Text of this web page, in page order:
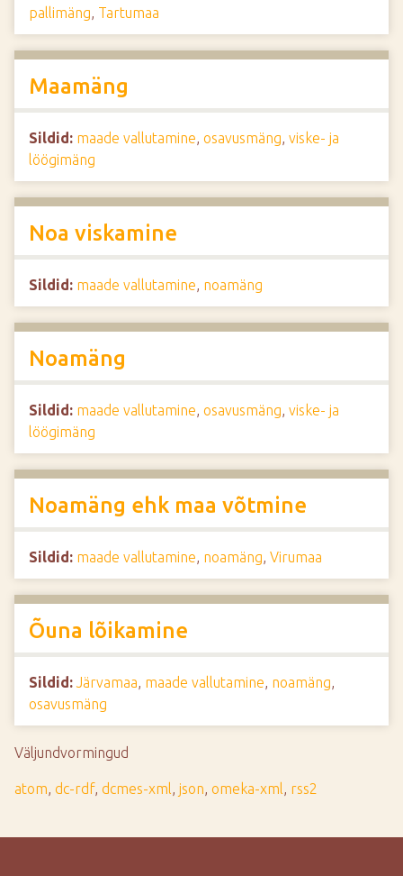
pallimäng, Tartumaa
Maamäng
Sildid: maade vallutamine, osavusmäng, viske- ja
löögimäng
Noa viskamine
Sildid: maade vallutamine, noamäng
Noamäng
Sildid: maade vallutamine, osavusmäng, viske- ja
löögimäng
Noamäng ehk maa võtmine
Sildid: maade vallutamine, noamäng, Virumaa
Õuna lõikamine
Sildid: Järvamaa, maade vallutamine, noamäng,
osavusmäng
Väljundvormingud
atom, dc-rdf, dcmes-xml, json, omeka-xml, rss2